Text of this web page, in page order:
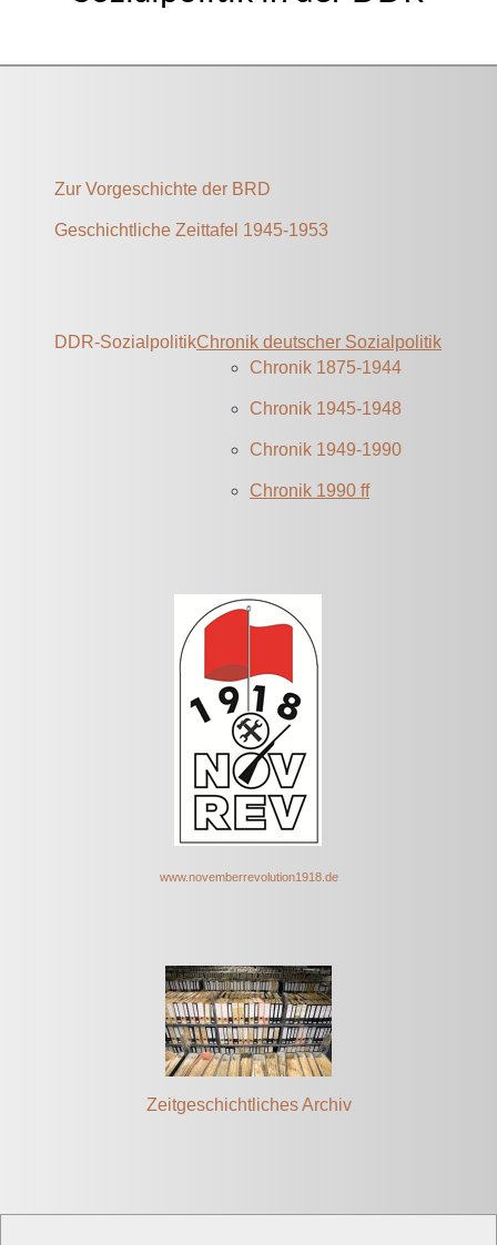
Zur Vorgeschichte der BRD
Geschichtliche Zeittafel 1945-1953
DDR-SozialpolitikChronik deutscher Sozialpolitik
Chronik 1875-1944
Chronik 1945-1948
Chronik 1949-1990
Chronik 1990 ff
www.novemberrevolution1918.de
Zeitgeschichtliches Archiv